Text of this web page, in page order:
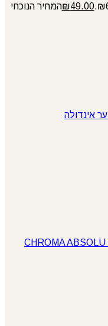
₪49.00
המחיר הנוכחי
אינדולה